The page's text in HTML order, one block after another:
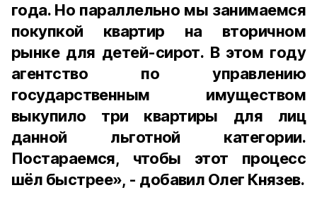
года. Но параллельно мы занимаемся
покупкой квартир на вторичном
рынке для детей-сирот. В этом году
агентство по управлению
государственным имуществом
выкупило три квартиры для лиц
данной льготной категории.
Постараемся, чтобы этот процесс
шёл быстрее», - добавил Олег Князев.